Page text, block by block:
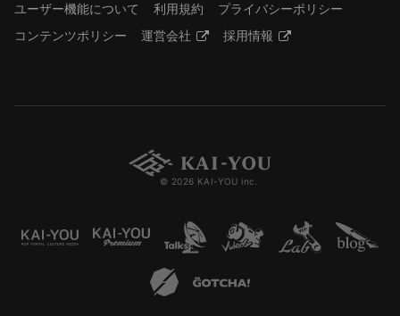
ユーザー機能について
利用規約
プライバシーポリシー
コンテンツポリシー
運営会社 採用情報
© 2026 KAI-YOU inc.